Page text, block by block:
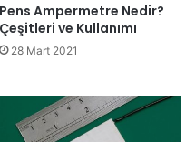
Pens Ampermetre Nedir?
Çeşitleri ve Kullanımı
28 Mart 2021